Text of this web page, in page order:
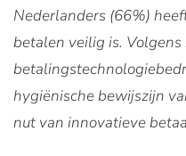
Nederlanders (66%)
betalen veilig is. Volgens
hygiënische bewijszijn
nut van innovatieve